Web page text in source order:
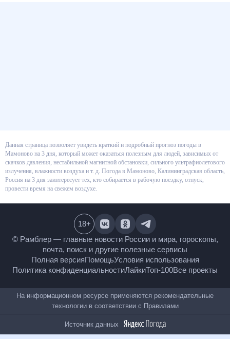
Данная страница позволяет увидеть краткий и подробный прогноз
погоды в Мамоново на 3 дня, который может оказаться полезным для
людей, зависимых от скачков давления, нестабильной магнитной
обстановки, сильного ультрафиолетового излучения, влажности воздуха
и т. д. Погода в Мамоново, Калининградская область, Россия на 3 дня
заинтересует тех, кто собирается в рабочую поездку, отпуск, провести
© Рамблер — главные новости России и мира,
гороскопы, почта, поиск и другие полезные сервисы
Полная версияПомощьУсловия использования
Все проекты
18+
На информационном ресурсе применяются
рекомендательные технологии в соответствии с